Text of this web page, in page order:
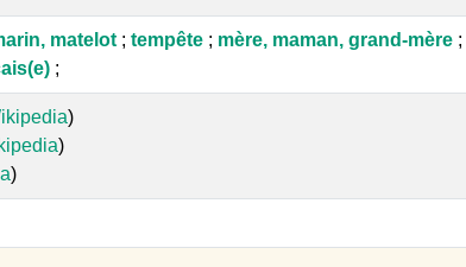
matelot ; tempête ; mère, maman, grand-mère ;
;
)
)
)